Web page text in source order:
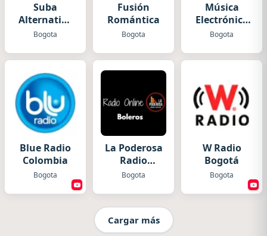
Suba
Alternativa
Estereo
Bogota
Fusión
Romántica
Bogota
Música
Electrónica
2025
Bogota
Blue Radio
Colombia
Bogota
La Poderosa
Radio
Boleros
Bogota
W Radio
Bogotá
Bogota
Cargar más